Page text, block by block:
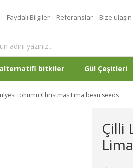
Faydalı Bilgiler Referanslar Bize ulaşın
bitkiler Gül Çeşitleri
tohumu Christmas Lima bean seeds
Çilli